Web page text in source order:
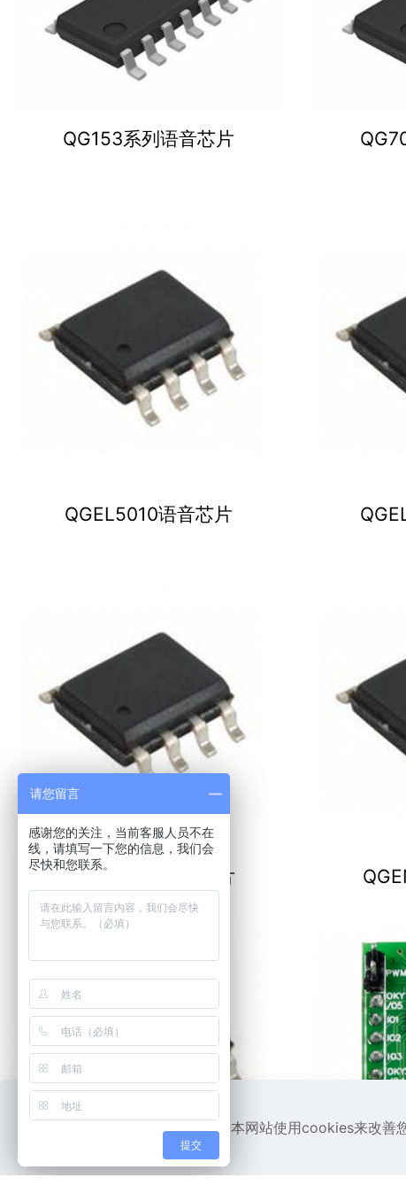
QG153系列语音芯片
QGEL5010语音芯片
QGEN3115 语音芯片
本网站使用cookies来改善
请您留言
感谢您的关注，当前客服人员不在
线，请填写一下您的信息，我们会
尽快和您联系。
提交